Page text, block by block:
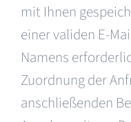
mit Ihnen
einer validen E-
Namens
Zuordnung der
anschließenden